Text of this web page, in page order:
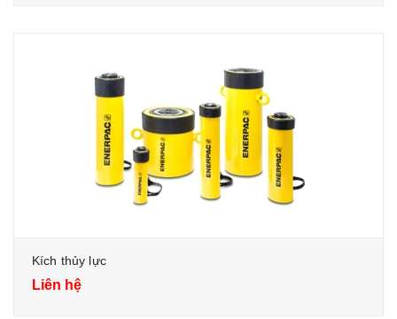
Kích thủy lực
Liên hệ